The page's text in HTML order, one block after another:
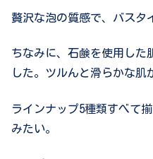
贅沢な泡の質感で、バスタ
ちなみに、石鹸を使用した
した。ツルんと滑らかな肌
ラインナップ5種類すべて
みたい。